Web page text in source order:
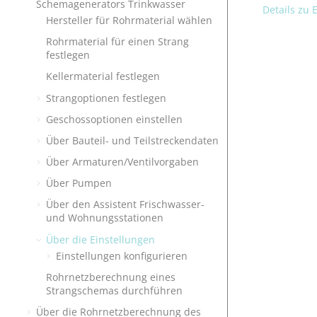
Schemagenerators Trinkwasser
Hersteller für Rohrmaterial wählen
Rohrmaterial für einen Strang
festlegen
Kellermaterial festlegen
Strangoptionen festlegen
Geschossoptionen einstellen
Über Bauteil- und Teilstreckendaten
Über Armaturen/Ventilvorgaben
Über Pumpen
Über den Assistent Frischwasser-
und Wohnungsstationen
Über die Einstellungen
Einstellungen konfigurieren
Rohrnetzberechnung eines
Strangschemas durchführen
Über die Rohrnetzberechnung des
Details zu